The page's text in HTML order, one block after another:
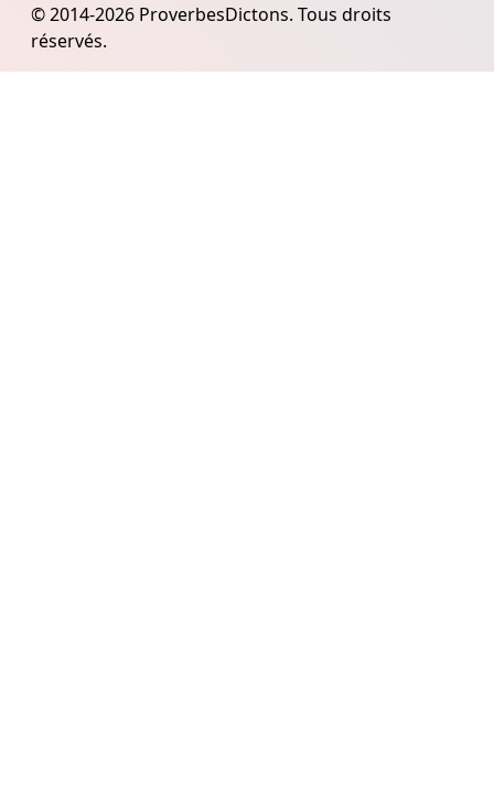
© 2014-2026 ProverbesDictons. Tous droits
réservés.